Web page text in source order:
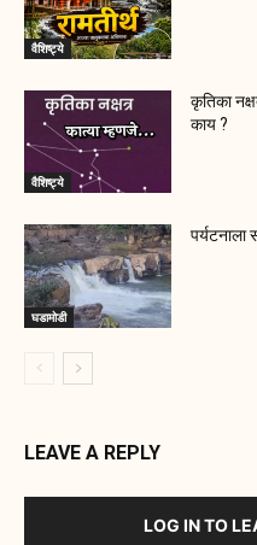
वैशिष्ट्ये
वैशिष्ट्ये
कृतिका
काय ?
घडामोडी
पर्यटनाला
LEAVE A REPLY
LOG IN TO